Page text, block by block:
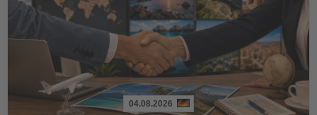
04.08.2026